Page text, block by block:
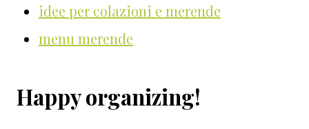
idee per colazioni e merende
menu merende
Happy organizing!